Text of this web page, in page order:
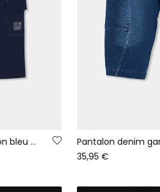
Pantalon molleton garçon bleu marine cargo
35,95 €